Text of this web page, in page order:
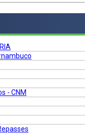
- CNM